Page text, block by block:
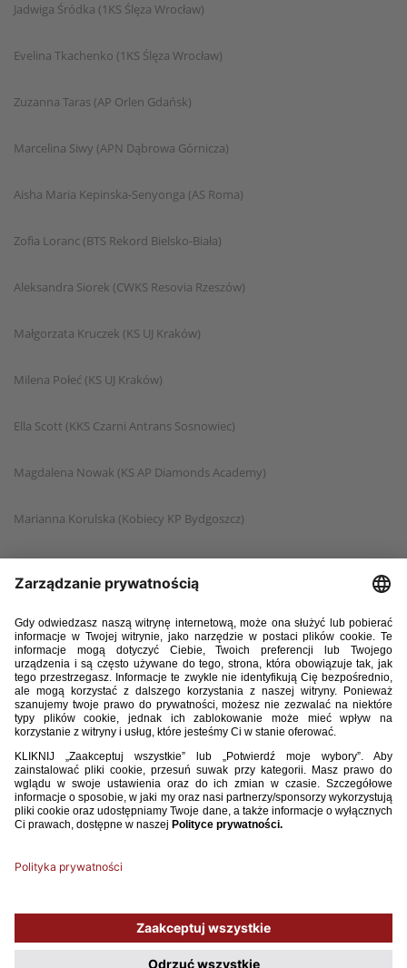
Jadwiga Śródka (1KS Ślęza Wrocław)
Evelina Tkachenko (1KS Ślęza Wrocław)
Zuzanna Taras (AP Orlen Gdańsk)
Marcelina Siwy (APN Dąbrowa Górnicza)
Aisha Maria Kepinska-Senyonga (AS Roma)
Zofia Loranc (BTS Rekord Bielsko-Biała)
Aleksandra Siorek (CWKS Resovia Rzeszów)
Małgorzata Kruczek (KS UJ Kraków)
Milena Połeć (KS UJ Kraków)
Ella Scott (KKS Czarni Antrans Sosnowiec)
Magdalena Nowak (KS AP Diamonds Academy)
Marianna Korulska (Kobiecy KP Bydgoszcz)
Justyna Kądziela (Medyk Konin)
Katarzyna Oświęcimka (TS Iskra Tarnów)
Aleksandra Słowik (TS Iskra Tarnów)
Magdalena Kaźmierczak (UKS SMS Łódź)
Zuzanna Jędrzejczyk (WKS Śląsk Wrocław)
Używamy plików cookies, aby ułatwić Ci korzystanie z naszego serwisu
oraz do celów statystycznych. Jeśli nie blokujesz tych plików, to zgadzasz